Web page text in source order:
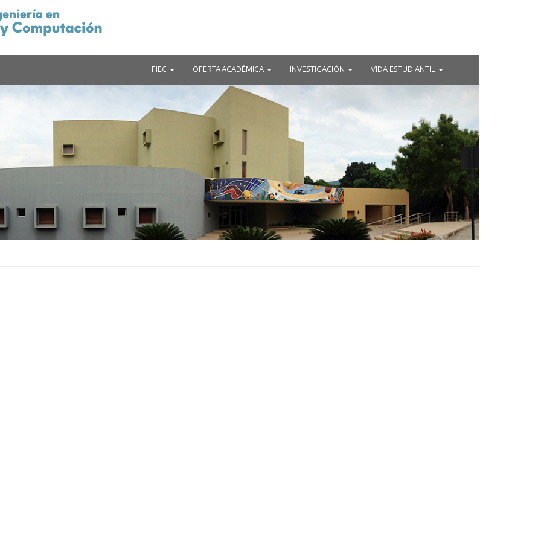
FIEC OFERTA ACADÉMICA INVESTIGACIÓN VIDA ESTUDIANTIL